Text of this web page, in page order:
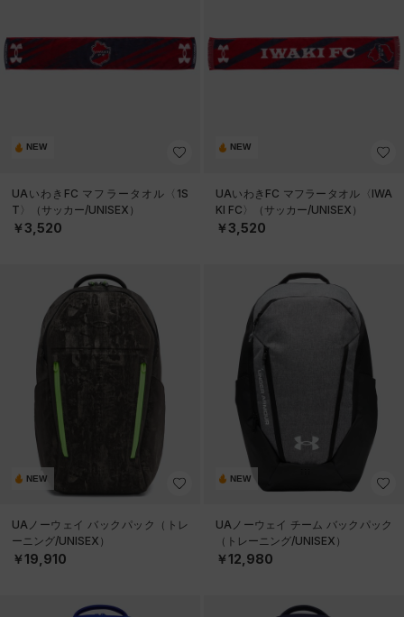
NEW
UAいわきFC マフラータオル〈1S
T〉（サッカー/UNISEX）
￥3,520
NEW
UAいわきFC マフラータオル〈IWA
KI FC〉（サッカー/UNISEX）
￥3,520
NEW
UAノーウェイ バックパック（トレ
ーニング/UNISEX）
￥19,910
NEW
UAノーウェイ チーム バックパック
（トレーニング/UNISEX）
￥12,980